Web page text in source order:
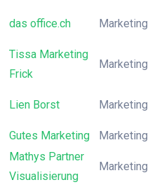
das office.ch Marketing
Tissa Marketing
Frick
Marketing
Lien Borst Marketing
Gutes Marketing
Marketing
Mathys Partner
Visualisierung
Marketing